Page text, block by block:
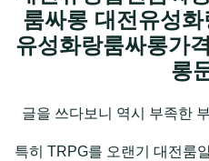
룸싸롱 대전유성
유성화랑룸싸롱가
롱
글을 쓰다보니 역시 부족한
특히 TRPG를 오랜기 대전룸